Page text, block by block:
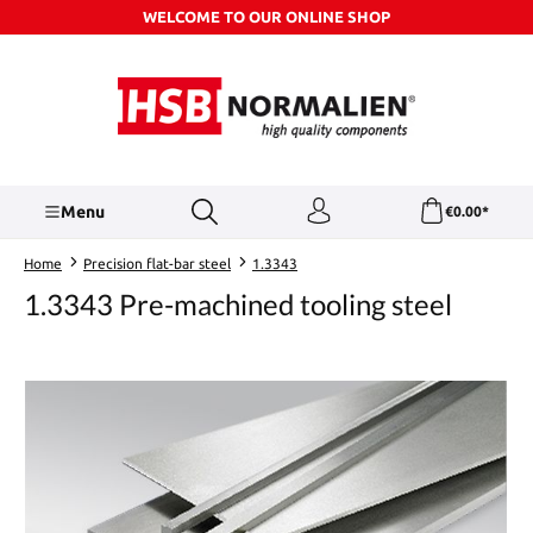
Skip to main contentWELCOME TO OUR ONLINE SHOP
Menu €0.00*
Home Precision flat-bar steel 1.3343
1.3343 Pre-machined tooling steel